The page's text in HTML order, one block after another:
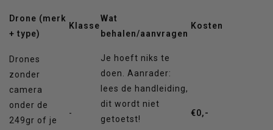
Drone (merk
+ type)
Klasse
Wat
behalen/aanvragen
Kosten
Drones
zonder
camera
onder de
249gr of je
-
Je hoeft niks te
doen. Aanrader:
lees de handleiding,
dit wordt niet
getoetst!
€0,-